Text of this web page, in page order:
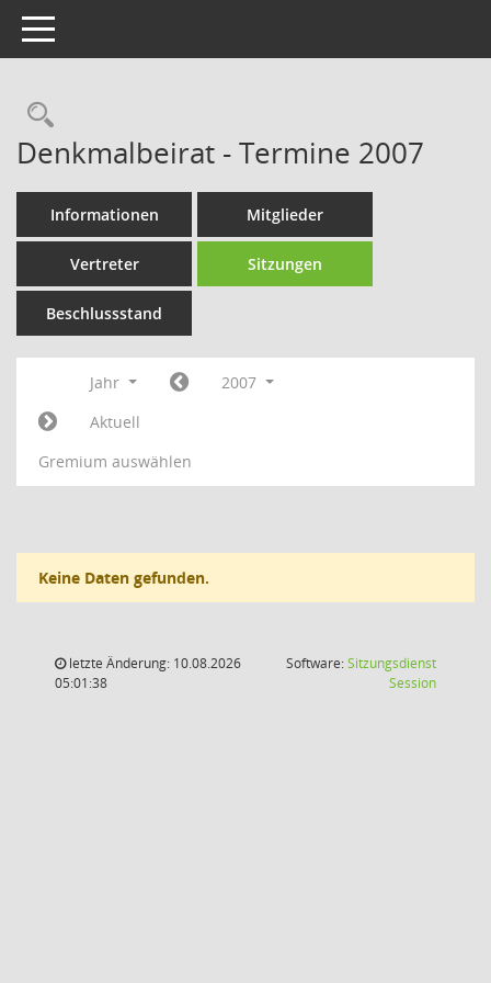
Toggle navigation
Rechercheauswahl
Denkmalbeirat - Termine 2007
Informationen Mitglieder
Vertreter Sitzungen
Beschlussstand
Jahr
2007
Aktuell
Gremium auswählen
Keine Daten gefunden.
letzte Änderung: 10.08.2026
05:01:38
Software:Sitzungsdienst
Session(Wird in